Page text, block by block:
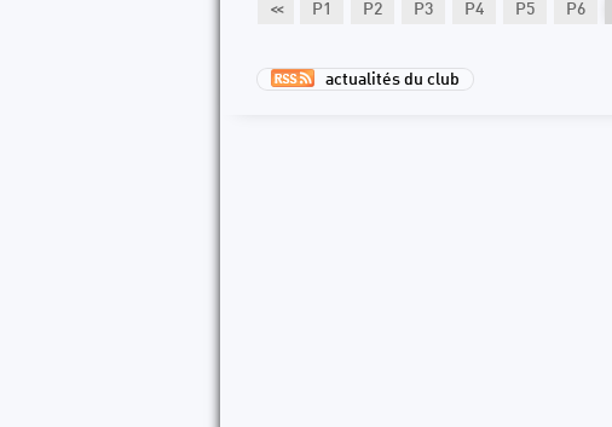
<< P1 P2 P3 P4 P5 P6
actualités du club